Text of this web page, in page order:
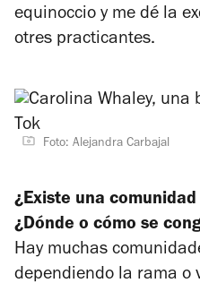
equinoccio y me dé la
otres practicantes.
Foto: Alejandra Carbajal
¿Existe una
¿Dónde o cómo se
Hay muchas
dependiendo la rama o